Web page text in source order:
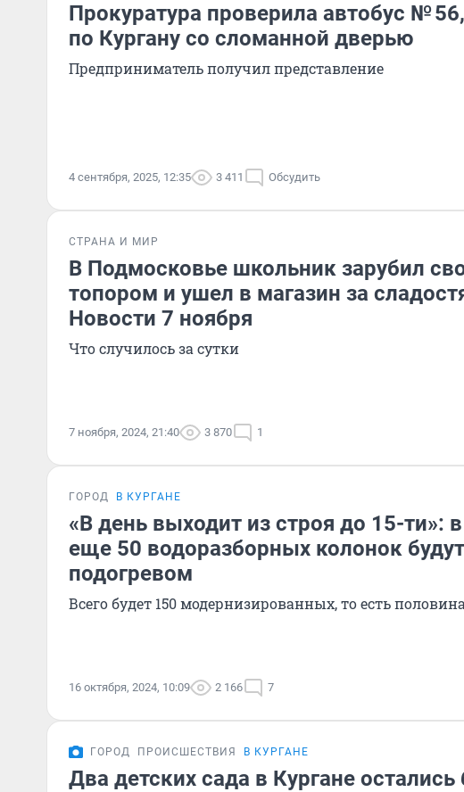
Прокуратура проверила автобус №
по Кургану со сломанной дверью
Предприниматель получил представление
4 сентября, 2025, 12:35 3 411 Обсудить
СТРАНА И МИР
В Подмосковье школьник зарубил
топором и ушел в магазин за
Новости 7 ноября
Что случилось за сутки
7 ноября, 2024, 21:40 3 870 1
ГОРОД В КУРГАНЕ
«В день выходит из строя до 15-ти»:
еще 50 водоразборных колонок
подогревом
Всего будет 150 модернизированных, то есть половина
16 октября, 2024, 10:09 2 166 7
ГОРОД ПРОИСШЕСТВИЯ В КУРГАНЕ
Два детских сада в Кургане